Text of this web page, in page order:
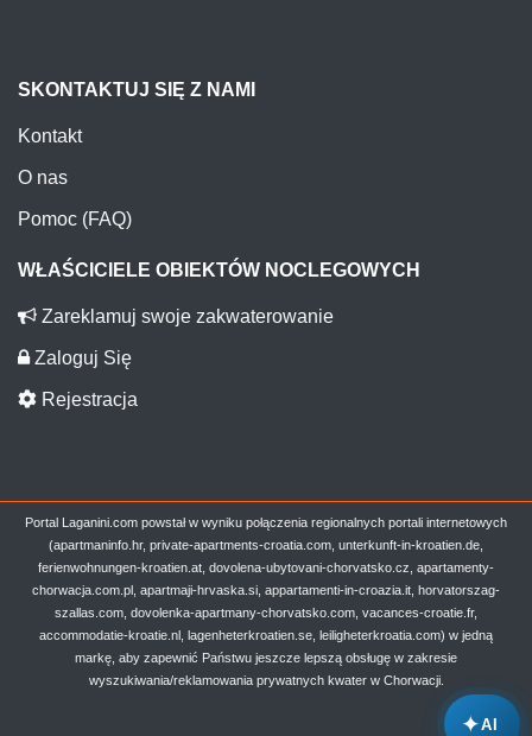
✦AI
SKONTAKTUJ SIĘ Z NAMI
Kontakt
O nas
Pomoc (FAQ)
WŁAŚCICIELE OBIEKTÓW NOCLEGOWYCH
Zareklamuj swoje zakwaterowanie
Zaloguj Się
Rejestracja
Portal Laganini.com powstał w wyniku połączenia regionalnych portali internetowych
(apartmaninfo.hr, private-apartments-croatia.com, unterkunft-in-kroatien.de,
ferienwohnungen-kroatien.at, dovolena-ubytovani-chorvatsko.cz, apartamenty-
chorwacja.com.pl, apartmaji-hrvaska.si, appartamenti-in-croazia.it, horvatorszag-
szallas.com, dovolenka-apartmany-chorvatsko.com, vacances-croatie.fr,
accommodatie-kroatie.nl, lagenheterkroatien.se, leiligheterkroatia.com) w jedną
markę, aby zapewnić Państwu jeszcze lepszą obsługę w zakresie
wyszukiwania/reklamowania prywatnych kwater w Chorwacji.